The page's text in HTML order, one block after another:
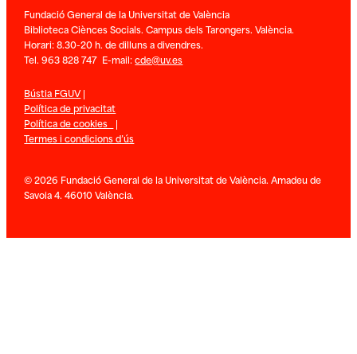
Fundació General de la Universitat de València
Biblioteca Ciènces Socials. Campus dels Tarongers. València.
Horari: 8.30-20 h. de dilluns a divendres.
Tel. 963 828 747 E-mail:cde@uv.es
Bústia FGUV|
Política de privacitat
Política de cookies |
Termes i condicions d’ús
© 2026 Fundació General de la Universitat de València. Amadeu de
Savoia 4. 46010 València.